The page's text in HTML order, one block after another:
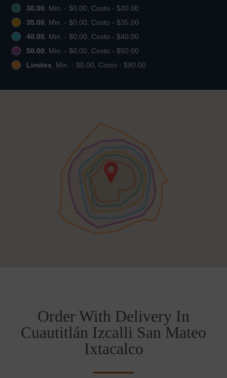
30.00, Min. - $0.00, Costo - $30.00
35.00, Min. - $0.00, Costo - $35.00
40.00, Min. - $0.00, Costo - $40.00
50.00, Min. - $0.00, Costo - $50.00
Limites, Min. - $0.00, Costo - $90.00
Order With Delivery In
Cuautitlán Izcalli San Mateo
Ixtacalco